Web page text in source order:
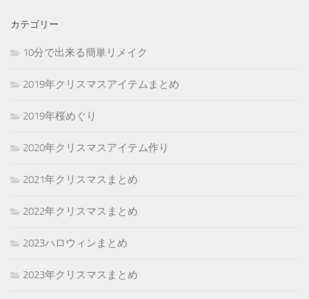
カテゴリー
10分で出来る簡単リメイク
2019年クリスマスアイテムまとめ
2019年桜めぐり
2020年クリスマスアイテム作り
2021年クリスマスまとめ
2022年クリスマスまとめ
2023ハロウィンまとめ
2023年クリスマスまとめ